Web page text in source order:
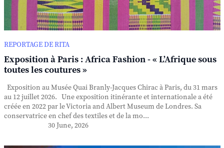
REPORTAGE DE RITA
Exposition à Paris : Africa Fashion - « L’Afrique sous
toutes les coutures »
Exposition au Musée Quai Branly-Jacques Chirac à Paris, du 31 mars
au 12 juillet 2026. Une exposition itinérante et internationale a été
créée en 2022 par le Victoria and Albert Museum de Londres. Sa
conservatrice en chef des textiles et de la mo...
30 June, 2026